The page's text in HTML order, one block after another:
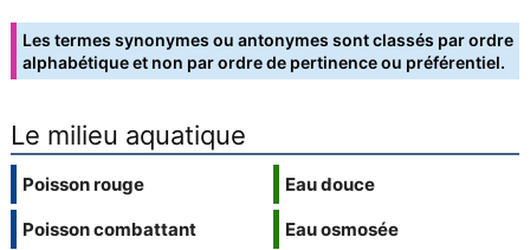
Les termes synonymes ou antonymes sont classés par ordre
alphabétique et non par ordre de pertinence ou préférentiel.
Le milieu aquatique
Poisson rouge
Poisson combattant
Eau douce
Eau osmosée